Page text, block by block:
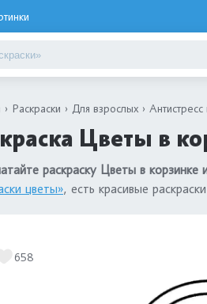
Раскраски Для взрослых Антистресс
Цветы в
раскраску Цветы в корзинке
цветы», есть красивые
658